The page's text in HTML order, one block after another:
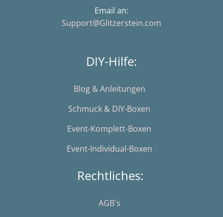
Email an:
Support@Glitzerstein.com
DIY-Hilfe:
Blog & Anleitungen
Schmuck & DIY-Boxen
Event-Komplett-Boxen
Event-Individual-Boxen
Rechtliches:
AGB´s